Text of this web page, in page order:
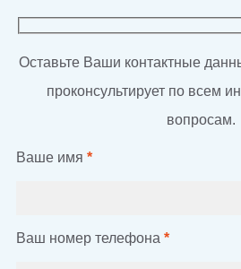
Оставьте Ваши контактные
проконсультирует по всем
вопросам.
Ваше имя *
Ваш номер телефона *